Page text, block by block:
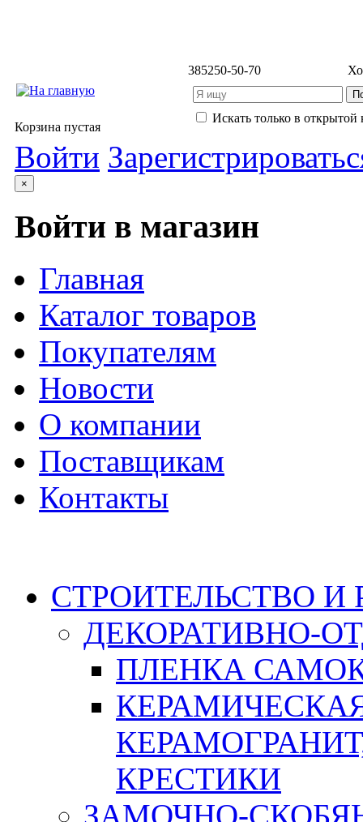
385250-50-70
Искать только в открытой
Корзина пустая
Войти
×
Войти в магазин
Главная
Каталог товаров
Покупателям
Новости
О компании
Поставщикам
Контакты
СТРОИТЕЛЬСТВО И
ДЕКОРАТИВНО-
ПЛЕНКА
КРЕСТИКИ